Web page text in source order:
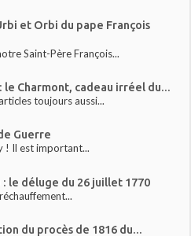
et Orbi du pape François
Saint-Père François...
le Charmont, cadeau irréel du...
toujours aussi...
Guerre
! Il est important...
le déluge du 26 juillet 1770
du procès de 1816 du...